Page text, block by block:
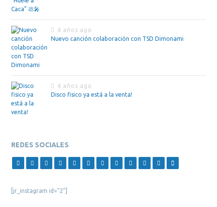
4 años ago
Nuevo canción colaboración con TSD Dimonami
4 años ago
Disco fisico ya está a la venta!
REDES SOCIALES
[jr_instagram id="2"]